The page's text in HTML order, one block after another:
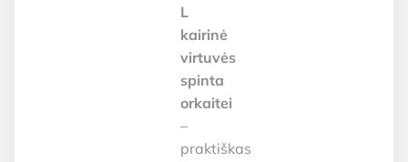
L
kairinė
virtuvės
spinta
orkaitei
–
praktiškas